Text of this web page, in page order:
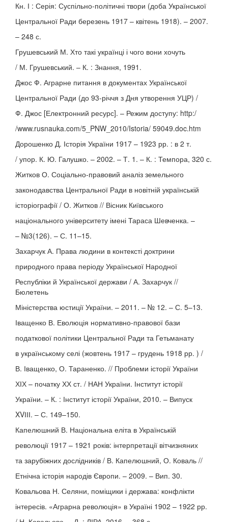
Кн. І : Серія: Суспільно-політичні твори (доба Української
Центральної Ради березень 1917 – квітень 1918). – 2007.
– 248 с.
Грушевський М. Хто такі українці і чого вони хочуть
/ М. Грушевський. – К. : Знання, 1991.
Джос Ф. Аграрне питання в документах Української
Центральної Ради (до 93-річчя з Дня утворення УЦР) /
Ф. Джос [Електронний ресурс]. – Режим доступу: http:/
/www.rusnauka.com/5_PNW_2010/Istoria/ 59049.doc.htm
Дорошенко Д. Історія України 1917 – 1923 рр. : в 2 т.
/ упор. К. Ю. Галушко. – 2002. – Т. 1. – К. : Темпора, 320 с.
Житков О. Соціально-правовий аналіз земельного
законодавства Центральної Ради в новітній українській
історіографії / О. Житков // Вісник Київського
національного університету імені Тараса Шевченка. –
– №3(126). – С. 11–15.
Захарчук А. Права людини в контексті доктрини
природного права періоду Української Народної
Республіки й Української держави / А. Захарчук //
Бюлетень
Міністерства юстиції України. – 2011. – № 12. – С. 5–13.
Іващенко В. Еволюція нормативно-правової бази
податкової політики Центральної Ради та Гетьманату
в українському селі (жовтень 1917 – грудень 1918 рр. ) /
В. Іващенко, О. Тараненко. // Проблеми історії України
ХІХ – початку ХХ ст. / НАН України. Інститут історії
України. – К. : Інститут історії України, 2010. – Випуск
XVІІІ. – С. 149–150.
Капелюшний В. Національна еліта в Українській
революції 1917 – 1921 років: інтерпретації вітчизняних
та зарубіжних дослідників / В. Капелюшний, О. Коваль //
Етнічна історія народів Європи. – 2009. – Вип. 30.
Ковальова Н. Селяни, поміщики і держава: конфлікти
інтересів. «Аграрна революція» в Україні 1902 – 1922 рр.